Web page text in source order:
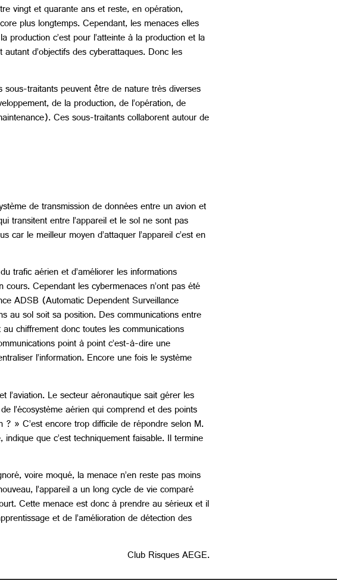
vingt et quarante ans et reste, en opération,
plus longtemps. Cependant, les menaces elles
c’est pour l’atteinte à la production et la
d’objectifs des cyberattaques. Donc les
traitants peuvent être de nature très diverses
de la production, de l’opération, de
Ces sous-traitants collaborent autour de
de transmission de données entre un avion et
transitent entre l’appareil et le sol ne sont pas
car le meilleur moyen d’attaquer l’appareil c’est en
trafic aérien et d’améliorer les informations
Cependant les cybermenaces n’ont pas été
ADSB (Automatic Dependent Surveillance
au sol soit sa position. Des communications entre
chiffrement donc toutes les communications
point à point c’est-à-dire une
l’information. Encore une fois le système
Le secteur aéronautique sait gérer les
l’écosystème aérien qui comprend et des points
» C’est encore trop difficile de répondre selon M.
que c’est techniquement faisable. Il termine
voire moqué, la menace n’en reste pas moins
l’appareil a un long cycle de vie comparé
Cette menace est donc à prendre au sérieux et il
et de l’amélioration de détection des
Club Risques AEGE.